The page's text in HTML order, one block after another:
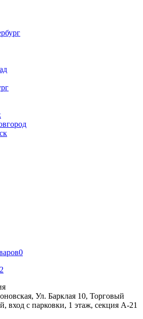
0
Ул. Барклая 10, Торговый
вход с парковки, 1 этаж, секция А-21